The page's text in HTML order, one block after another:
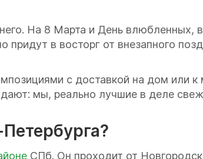
На 8 Марта и День влюбленных,
в восторг от внезапного
с доставкой на дом или к
мы, реально лучшие в деле
СПб. Он проходит от